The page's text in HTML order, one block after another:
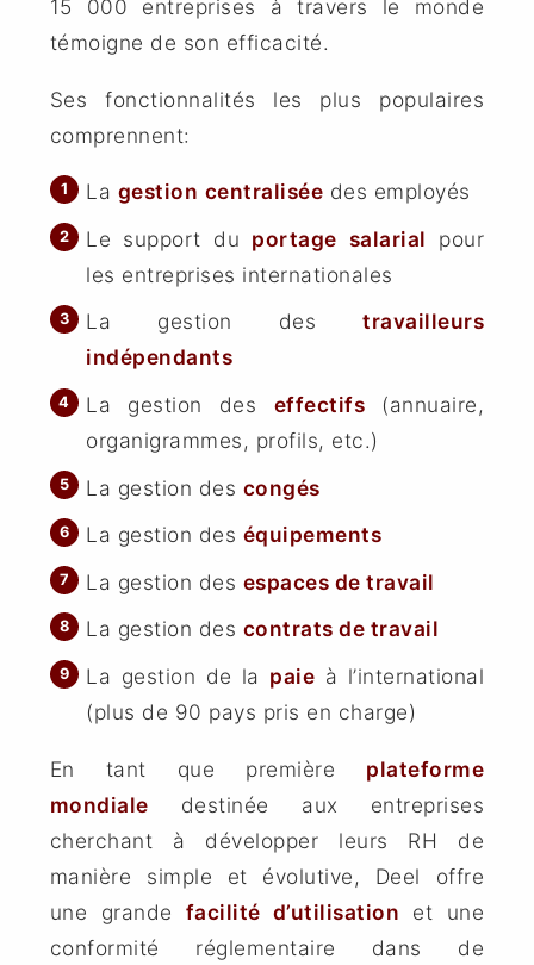
15 000 entreprises à travers le monde
témoigne de son efficacité.
Ses fonctionnalités les plus populaires
comprennent:
La gestion centralisée des employés
Le support du portage salarial pour
les entreprises internationales
La gestion destravailleurs
indépendants
La gestion des effectifs (annuaire,
organigrammes, profils, etc.)
La gestion des congés
La gestion des équipements
La gestion des espaces de travail
La gestion des contrats de travail
La gestion de la paie à l’international
(plus de 90 pays pris en charge)
En tant que première plateforme
mondiale destinée aux entreprises
cherchant à développer leurs RH de
manière simple et évolutive, Deel offre
une grande facilité d’utilisation et une
conformité réglementaire dans de